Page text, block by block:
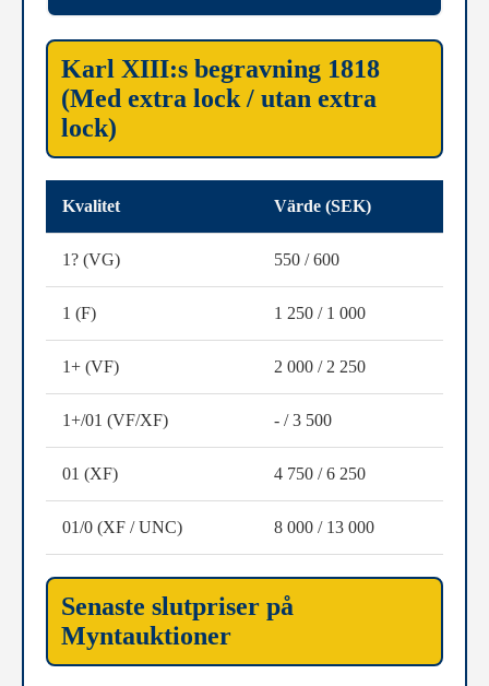
Karl XIII:s begravning 1818
(Med extra lock / utan extra
lock)
Kvalitet Värde (SEK)
1? (VG) 550 / 600
1 (F) 1 250 / 1 000
1+ (VF) 2 000 / 2 250
1+/01 (VF/XF) - / 3 500
01 (XF) 4 750 / 6 250
01/0 (XF / UNC) 8 000 / 13 000
Senaste slutpriser på
Myntauktioner